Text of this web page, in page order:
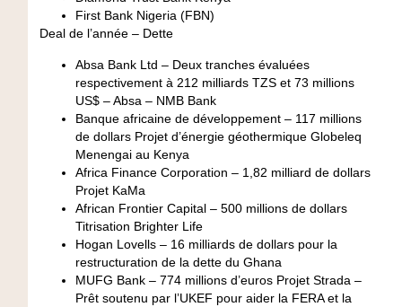
First Bank Nigeria (FBN)
Deal de l’année – Dette
Absa Bank Ltd – Deux tranches évaluées
respectivement à 212 milliards TZS et 73 millions
US$ – Absa – NMB Bank
Banque africaine de développement– 117 millions
de dollars Projet d’énergie géothermique Globeleq
Menengai au Kenya
Africa Finance Corporation – 1,82 milliard de dollars
Projet KaMa
African Frontier Capital – 500 millions de dollars
Titrisation Brighter Life
Hogan Lovells – 16 milliards de dollars pour la
restructuration de la dette du Ghana
MUFG Bank– 774 millions d’euros Projet Strada –
Prêt soutenu par l’UKEF pour aider la FERA et la